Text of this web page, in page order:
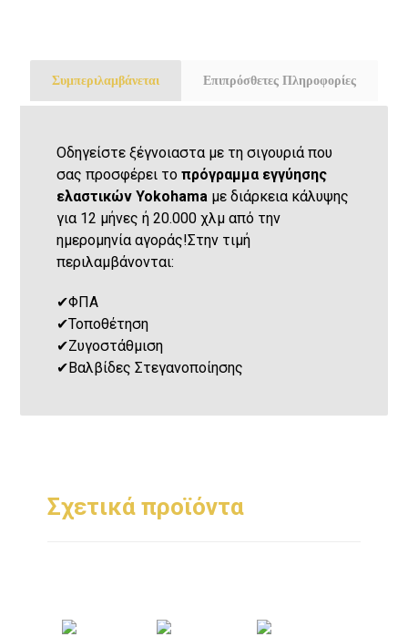
Συμπεριλαμβάνεται Επιπρόσθετες Πληροφορίες
Οδηγείστε ξέγνοιαστα με τη σιγουριά που
σας προσφέρει τοπρόγραμμα εγγύησης
ελαστικών Yokohama με διάρκεια κάλυψης
για 12 μήνες ή 20.000 χλμ από την
ημερομηνία αγοράς!Στην τιμή
περιλαμβάνονται:
✔ΦΠΑ
✔Τοποθέτηση
✔Ζυγοστάθμιση
✔Βαλβίδες Στεγανοποίησης
Σχετικά προϊόντα